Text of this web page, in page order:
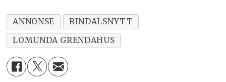
ANNONSE
RINDALSNYTT
LOMUNDA GRENDAHUS